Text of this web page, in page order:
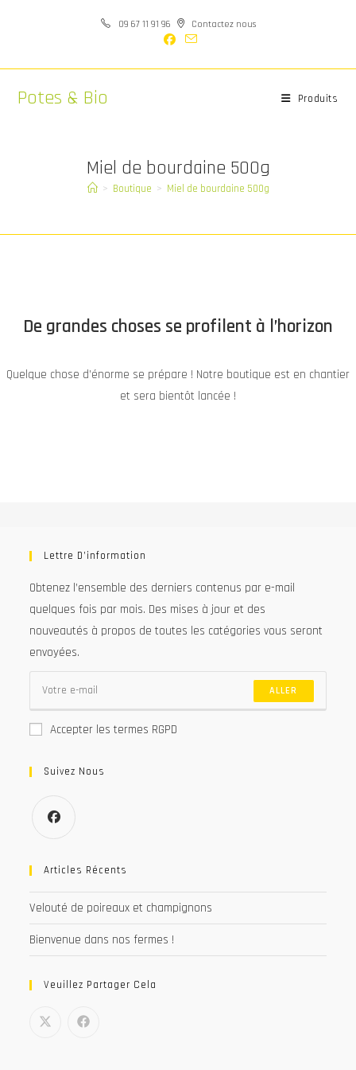
09 67 11 91 96 Contactez nous
Potes & Bio Produits
Miel de bourdaine 500g
> Boutique > Miel de bourdaine 500g
De grandes choses se profilent à l’horizon
Quelque chose d’énorme se prépare ! Notre boutique est en chantier
et sera bientôt lancée !
Lettre D’information
Obtenez l’ensemble des derniers contenus par e-mail
quelques fois par mois. Des mises à jour et des
nouveautés à propos de toutes les catégories vous seront
envoyées.
ALLER
Accepter les termes RGPD
Suivez Nous
dans
nouvel
onglet
Articles Récents
Velouté de poireaux et champignons
Bienvenue dans nos fermes !
Veuillez Partager Cela